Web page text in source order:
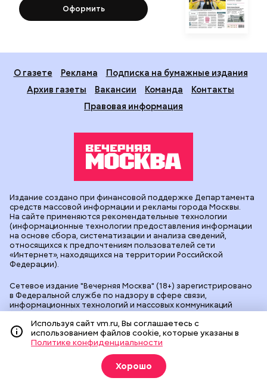
Оформить
О газете Реклама
Подписка на бумажные издания
Архив газеты
Вакансии Команда
Контакты
Правовая информация
Сетевое издание "Вечерняя Москва" (18+) зарегистрировано
в Федеральной службе по надзору в сфере связи,
информационных технологий и массовых коммуникаций
90524 от 09.12.2025. Учредитель: АО "Редакция газеты
"Вечерняя Москва". Главный редактор vm.ru: Александр
Геннадьевич Глуходедов. Адрес редакции: 127015, г.Москва,
Бумажный пр-д, д. 14, стр. 2. Телефон:
. Почта для связи с редакцией сайта:
Издание создано при финансовой поддержке Департамента
средств массовой информации и рекламы города Москвы.
На сайте применяются рекомендательные технологии
(информационные технологии предоставления информации
на основе сбора, систематизации и анализа сведений,
относящихся к предпочтениям пользователей сети
«Интернет», находящихся на территории Российской
Федерации).
Используя сайт vm.ru, Вы соглашаетесь с
использованием файлов cookie, которые указаны в
Политике конфиденциальности
Хорошо